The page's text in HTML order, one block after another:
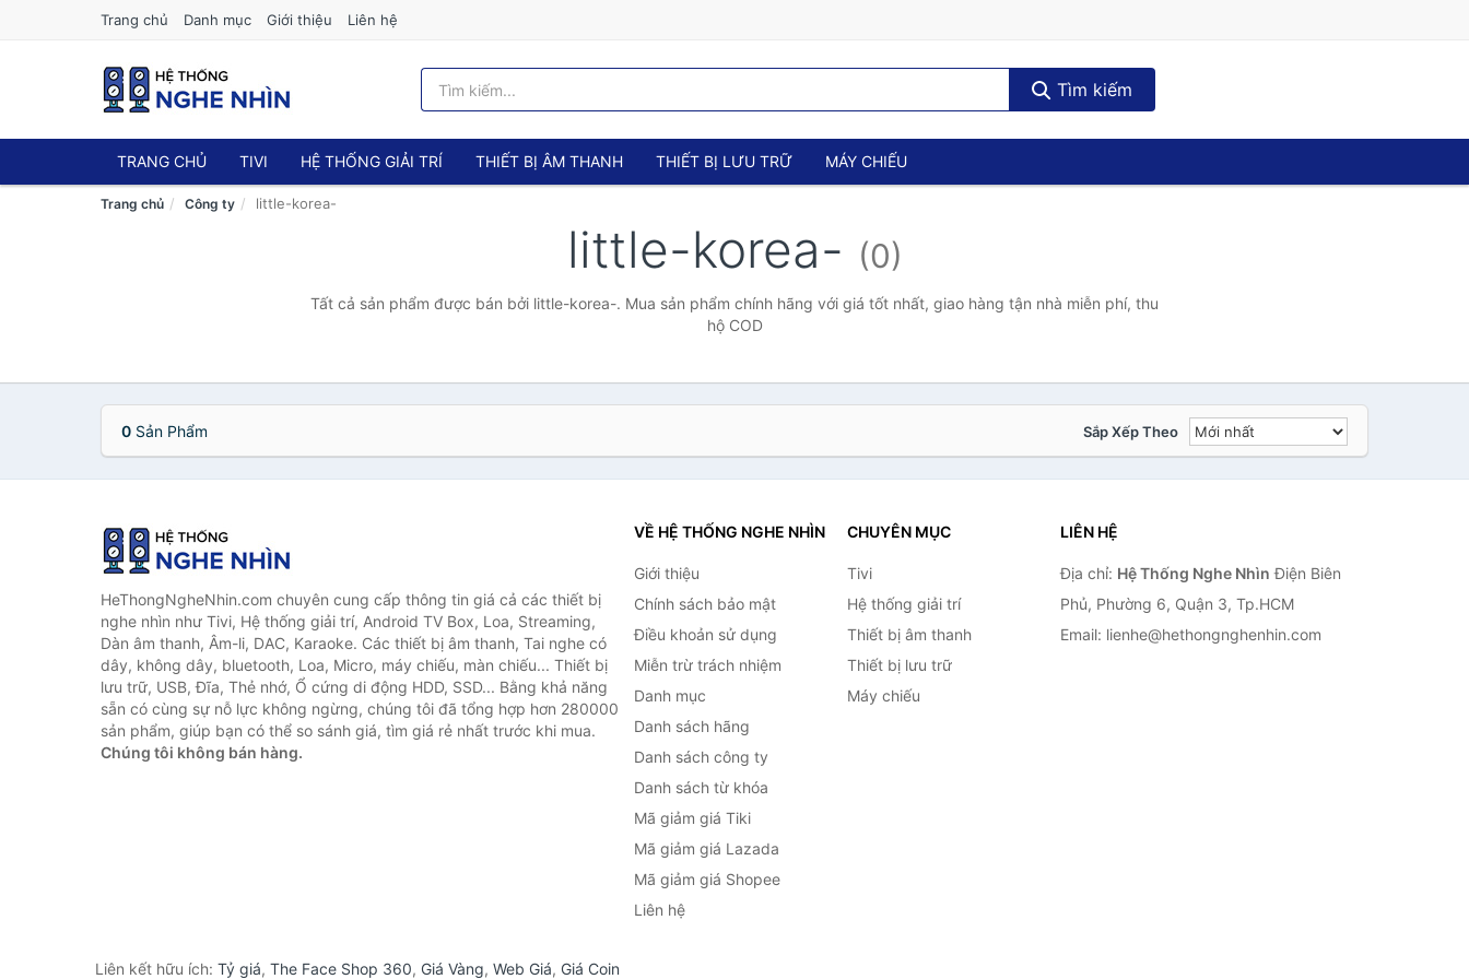
Trang chủ Danh mục Giới thiệu Liên hệ
Tìm kiếm
TRANG CHỦ TIVI HỆ THỐNG GIẢI TRÍ THIẾT BỊ ÂM THANH THIẾT BỊ LƯU TRỮ MÁY CHIẾU
Trang chủ Công ty little-korea-
little-korea- (0)
Tất cả sản phẩm được bán bởi little-korea-. Mua sản phẩm chính hãng với giá tốt nhất, giao hàng tận nhà miễn phí, thu
hộ COD
0 Sản Phẩm Sắp Xếp Theo
HeThongNgheNhin.com chuyên cung cấp thông tin giá cả các thiết bị
nghe nhìn như Tivi, Hệ thống giải trí, Android TV Box, Loa, Streaming,
Dàn âm thanh, Âm-li, DAC, Karaoke. Các thiết bị âm thanh, Tai nghe có
dây, không dây, bluetooth, Loa, Micro, máy chiếu, màn chiếu... Thiết bị
lưu trữ, USB, Đĩa, Thẻ nhớ, Ổ cứng di động HDD, SSD... Bằng khả năng
sẵn có cùng sự nỗ lực không ngừng, chúng tôi đã tổng hợp hơn 280000
sản phẩm, giúp bạn có thể so sánh giá, tìm giá rẻ nhất trước khi mua.
Chúng tôi không bán hàng.
VỀ HỆ THỐNG NGHE NHÌN
Giới thiệu
Chính sách bảo mật
Điều khoản sử dụng
Miễn trừ trách nhiệm
Danh mục
Danh sách hãng
Danh sách công ty
Danh sách từ khóa
Mã giảm giá Tiki
Mã giảm giá Lazada
Mã giảm giá Shopee
Liên hệ
CHUYÊN MỤC
Tivi
Hệ thống giải trí
Thiết bị âm thanh
Thiết bị lưu trữ
Máy chiếu
LIÊN HỆ
Địa chỉ: Hệ Thống Nghe Nhìn Điện Biên
Phủ, Phường 6, Quận 3, Tp.HCM
Email: lienhe@hethongnghenhin.com
Liên kết hữu ích: Tỷ giá, The Face Shop 360, Giá Vàng, Web Giá, Giá Coin